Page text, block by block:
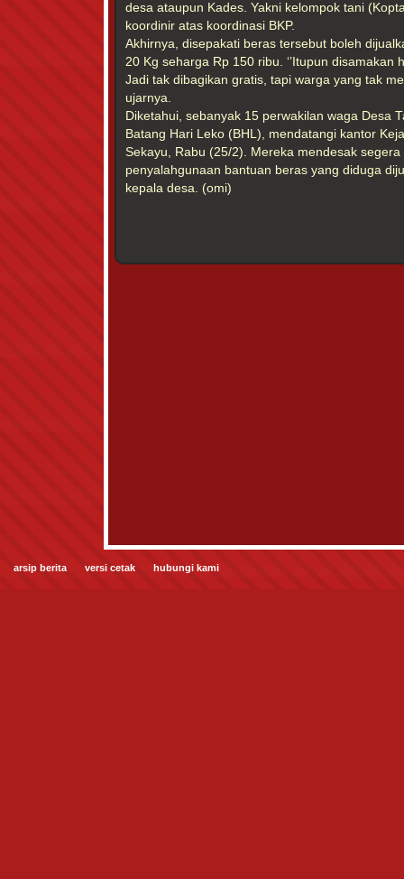
desa ataupun Kades. Yakni kelompok tani
koordinir atas koordinasi BKP.
Akhirnya, disepakati beras tersebut boleh
20 Kg seharga Rp 150 ribu. ‘’Itupun disamakan
Jadi tak dibagikan gratis, tapi warga yang tak
ujarnya.
Diketahui, sebanyak 15 perwakilan waga Desa
Batang Hari Leko (BHL), mendatangi kantor
Sekayu, Rabu (25/2). Mereka mendesak
penyalahgunaan bantuan beras yang diduga
kepala desa. (omi)
arsip berita versi cetak hubungi kami